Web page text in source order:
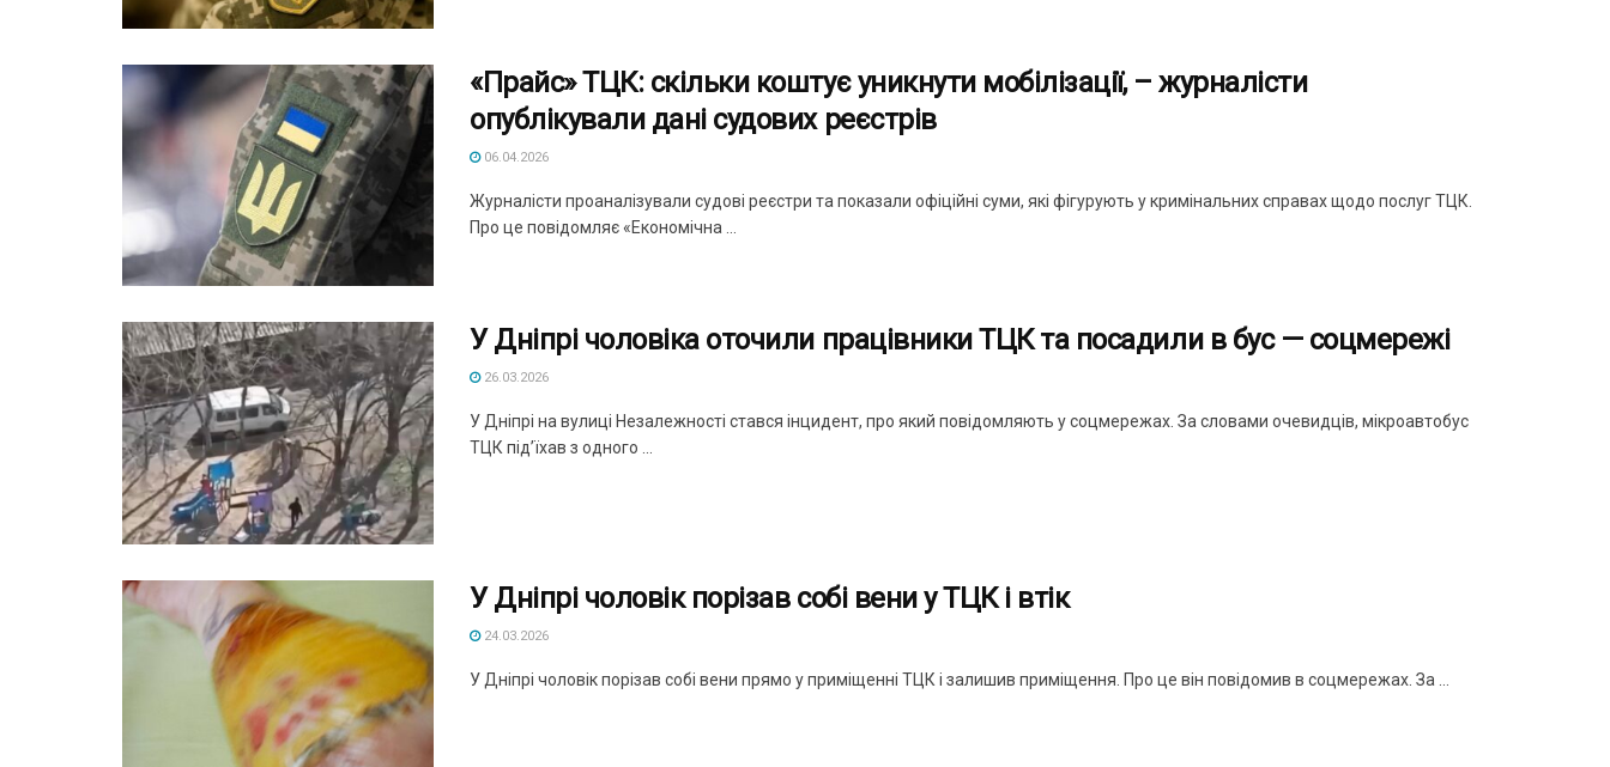
«Прайс» ТЦК: скільки коштує уникнути мобілізації, – журналісти
опублікували дані судових реєстрів
06.04.2026
Журналісти проаналізували судові реєстри та показали офіційні суми, які фігурують у кримінальних справах щодо послуг ТЦК.
Про це повідомляє «Економічна ...
У Дніпрі чоловіка оточили працівники ТЦК та посадили в бус — соцмережі
26.03.2026
У Дніпрі на вулиці Незалежності стався інцидент, про який повідомляють у соцмережах. За словами очевидців, мікроавтобус
ТЦК під’їхав з одного ...
У Дніпрі чоловік порізав собі вени у ТЦК і втік
24.03.2026
У Дніпрі чоловік порізав собі вени прямо у приміщенні ТЦК і залишив приміщення. Про це він повідомив в соцмережах. За ...